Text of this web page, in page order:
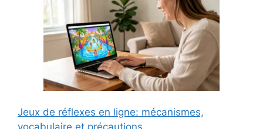
Jeux de réflexes en ligne: mécanismes,
vocabulaire et précautions